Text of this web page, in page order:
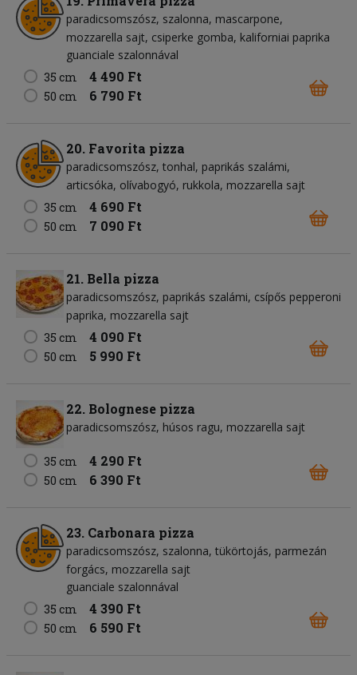
paradicsomszósz szalonna mascarpone
mozzarella sajt csiperke gomba kaliforniai paprika
guanciale szalonnával
35 cm
4 490 Ft
50 cm 6 790 Ft
20. Favorita pizza
paradicsomszósz tonhal paprikás szalámi
articsóka olívabogyó rukkola mozzarella sajt
35 cm
4 690 Ft
50 cm 7 090 Ft
21. Bella pizza
paradicsomszósz paprikás szalámi csípős pepperoni
paprika mozzarella sajt
35 cm
4 090 Ft
50 cm 5 990 Ft
22. Bolognese pizza
paradicsomszósz húsos ragu mozzarella sajt
35 cm 4 290 Ft
50 cm 6 390 Ft
23. Carbonara pizza
paradicsomszósz szalonna tükörtojás parmezán
forgács mozzarella sajt
guanciale szalonnával
35 cm
4 390 Ft
50 cm 6 590 Ft